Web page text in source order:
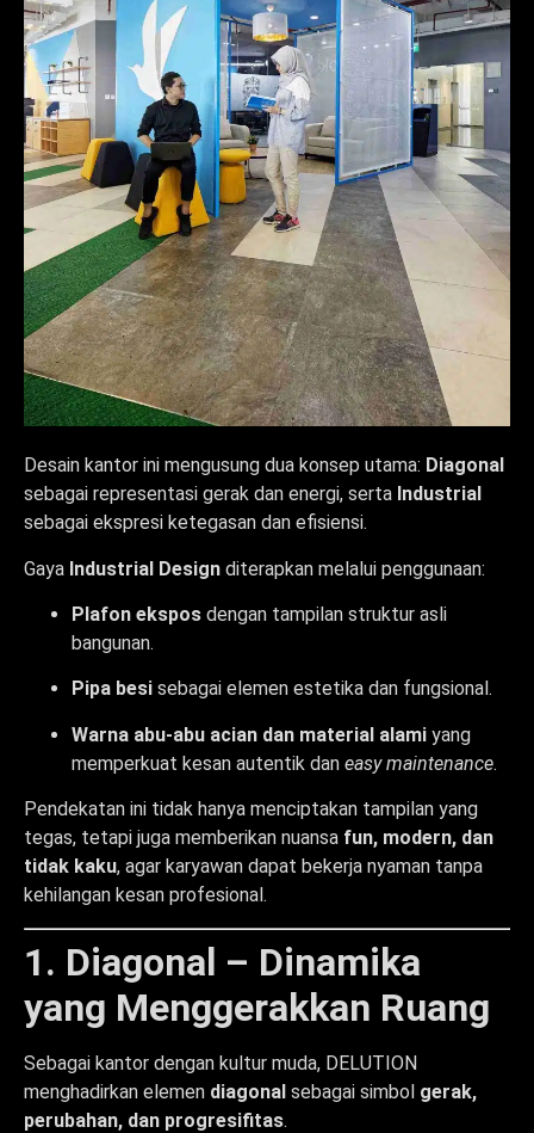
Desain kantor ini mengusung dua konsep utama: Diagonal
sebagai representasi gerak dan energi, serta Industrial
sebagai ekspresi ketegasan dan efisiensi.
Gaya Industrial Design diterapkan melalui penggunaan:
Plafon ekspos dengan tampilan struktur asli
bangunan.
Pipa besi sebagai elemen estetika dan fungsional.
Warna abu-abu acian dan material alami yang
memperkuat kesan autentik dan easy maintenance.
Pendekatan ini tidak hanya menciptakan tampilan yang
tegas, tetapi juga memberikan nuansa fun, modern, dan
tidak kaku, agar karyawan dapat bekerja nyaman tanpa
kehilangan kesan profesional.
1. Diagonal – Dinamika
yang Menggerakkan Ruang
Sebagai kantor dengan kultur muda, DELUTION
menghadirkan elemen diagonal sebagai simbol gerak,
perubahan, dan progresifitas.